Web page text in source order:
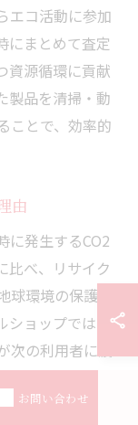
エコ活動に参加
にまとめて査定
資源循環に貢献
製品を清掃・動
ことで、効率的
由
に発生するCO2
比べ、リサイク
環境の保護に
ショップでは、
の利用者に渡
す。こうした
かせない取り組
お問い合わせ